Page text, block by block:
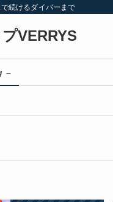
続けるダイバーまで
VERRYS
–